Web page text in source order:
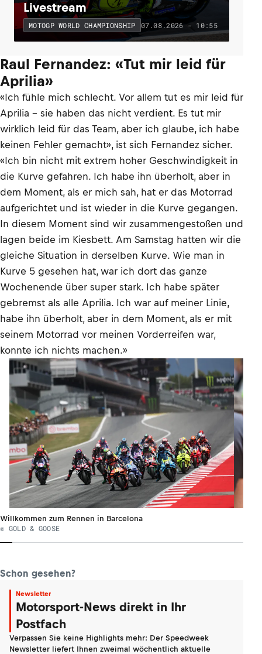
Livestream
MOTOGP WORLD CHAMPIONSHIP 07.08.2026 - 10:55
Raul Fernandez: «Tut mir leid für
Aprilia»
«Ich fühle mich schlecht. Vor allem tut es mir leid für
Aprilia – sie haben das nicht verdient. Es tut mir
wirklich leid für das Team, aber ich glaube, ich habe
keinen Fehler gemacht», ist sich Fernandez sicher.
«Ich bin nicht mit extrem hoher Geschwindigkeit in
die Kurve gefahren. Ich habe ihn überholt, aber in
dem Moment, als er mich sah, hat er das Motorrad
aufgerichtet und ist wieder in die Kurve gegangen.
In diesem Moment sind wir zusammengestoßen und
lagen beide im Kiesbett. Am Samstag hatten wir die
gleiche Situation in derselben Kurve. Wie man in
Kurve 5 gesehen hat, war ich dort das ganze
Wochenende über super stark. Ich habe später
gebremst als alle Aprilia. Ich war auf meiner Linie,
habe ihn überholt, aber in dem Moment, als er mit
seinem Motorrad vor meinen Vorderreifen war,
konnte ich nichts machen.»
Willkommen zum Rennen in Barcelona
© GOLD & GOOSE
Schon gesehen?
Newsletter
Motorsport-News direkt in Ihr
Postfach
Verpassen Sie keine Highlights mehr: Der Speedweek
Newsletter liefert Ihnen zweimal wöchentlich aktuelle